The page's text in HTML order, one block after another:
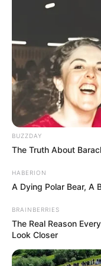
BUZZDAY
The Truth About
HABERION
A Dying Polar Bear, A
BRAINBERRIES
The Real Reason
Look Closer